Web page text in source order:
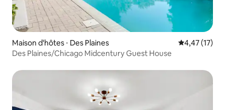
Maison d'hôtes ⋅ Des Plaines Évaluation
4,47 (17)
Des Plaines/Chicago Midcentury Guest House